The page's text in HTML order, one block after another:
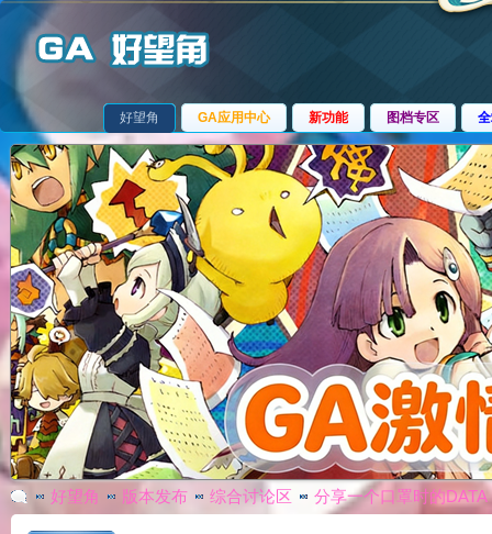
好望角 GA应用中心 新功能 图档专区
好望角 版本发布 综合讨论区 分享一个口罩时的DATA